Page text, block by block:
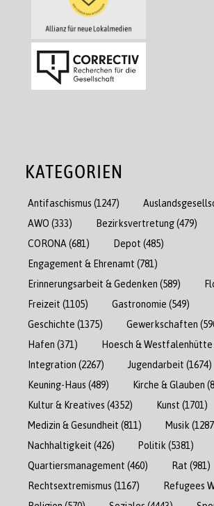
KATEGORIEN
Antifaschismus (1247)
AWO (333) Bezirksvertretung(479)
CORONA (681) Depot (485)
Engagement & Ehrenamt (781)
Erinnerungsarbeit & Gedenken (589)
Freizeit (1105) Gastronomie (549)
Geschichte (1375) Gewerkschaften
Hafen (371) Hoesch & Westfalenhütte
Integration (2267) Jugendarbeit (1674)
Keuning-Haus (489) Kirche & Glauben
Kultur & Kreatives (4352) Kunst (1701)
Medizin & Gesundheit (811) Musik
Nachhaltigkeit (426) Politik (5381)
Quartiersmanagement (460) Rat (981)
Rechtsextremismus (1167) Refugees